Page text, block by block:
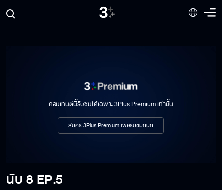
คอนเทนต์นี้รับชมได้เฉพาะ 3Plus Premium เท่านั้น
สมัคร 3Plus Premium เพื่อรับชมทันที
นับ 8EP.5